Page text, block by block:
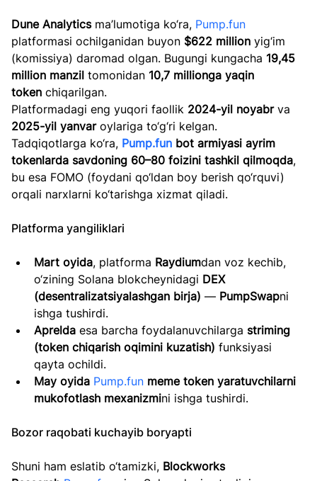
Dune Analytics ma’lumotiga ko‘ra, Pump.fun
platformasi ochilganidan buyon $622 million yig‘im
(komissiya) daromad olgan. Bugungi kungacha 19,45
million manzil tomonidan 10,7 millionga yaqin
token chiqarilgan.
Platformadagi eng yuqori faollik 2024-yil noyabr va
2025-yil yanvar oylariga to‘g‘ri kelgan.
Tadqiqotlarga ko‘ra, Pump.fun bot armiyasi ayrim
tokenlarda savdoning 60–80 foizini tashkil qilmoqda,
bu esa FOMO (foydani qo‘ldan boy berish qo‘rquvi)
orqali narxlarni ko‘tarishga xizmat qiladi.
Platforma yangiliklari
Mart oyida, platforma Raydiumdan voz kechib,
o‘zining Solana blokcheynidagi DEX
(desentralizatsiyalashgan birja) — PumpSwapni
ishga tushirdi.
Aprelda esa barcha foydalanuvchilarga striming
(token chiqarish oqimini kuzatish) funksiyasi
qayta ochildi.
May oyida Pump.fun meme token yaratuvchilarni
mukofotlash mexanizmini ishga tushirdi.
Bozor raqobati kuchayib boryapti
Shuni ham eslatib o‘tamizki, Blockworks